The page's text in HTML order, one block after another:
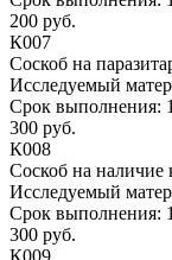
200 руб.
К007
Соскоб на
Исследуемый
Срок выполнения: 1
300 руб.
К008
Соскоб на наличие
Исследуемый
Срок выполнения: 1
300 руб.
К009